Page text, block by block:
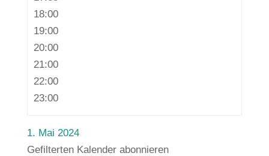
18:00
19:00
20:00
21:00
22:00
23:00
1. Mai 2024
Gefilterten Kalender abonnieren